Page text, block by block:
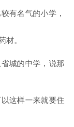
有名气的小学，
。
城的中学，说那
这样一来就要住